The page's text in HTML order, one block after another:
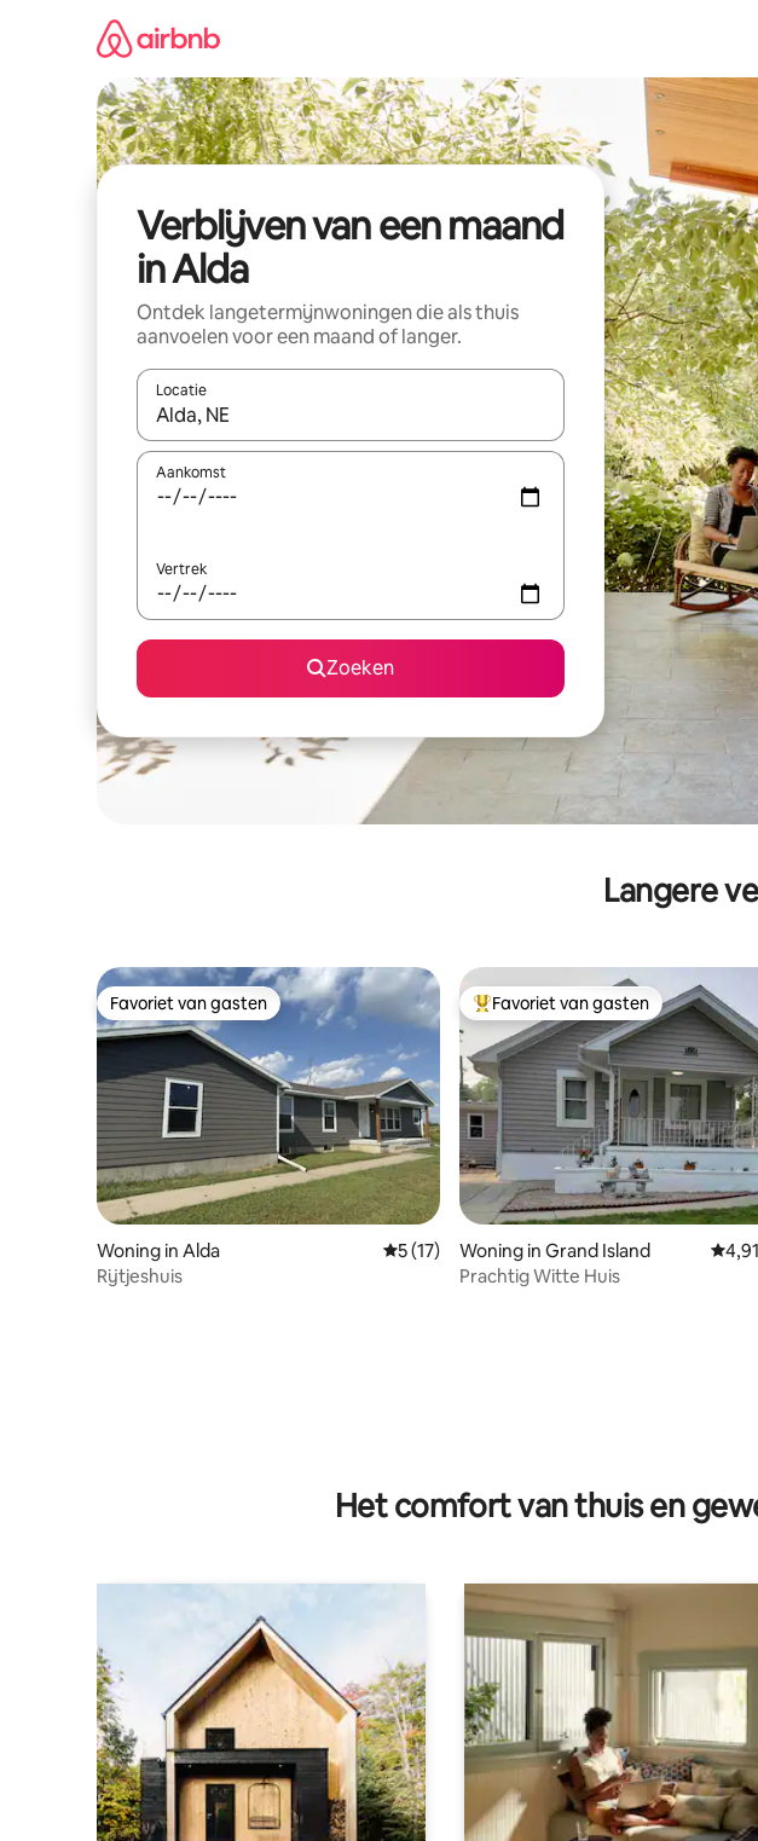
Verblijven van een maand
in Alda
Ontdek langetermijnwoningen die als thuis
aanvoelen voor een maand of langer.
Locatie
Wanneer er resultaten beschikbaar zijn, maak je een keuze met je de
Aankomst
Vertrek
Zoeken
Langere
Favoriet van gasten
Favoriet van gasten
Woning in Alda Gemiddelde beoordeling van 5 op 5, 17
5 (17)
Rijtjeshuis
Topfavoriet van gasten
Favoriet van gasten
Woning in Grand Island
Prachtig Witte Huis
Het comfort van thuis en